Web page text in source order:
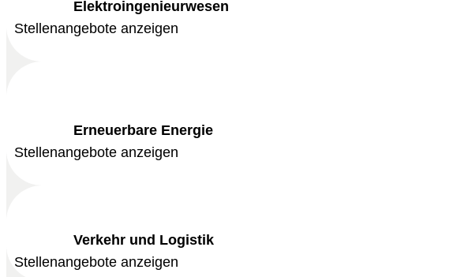
Elektroingenieurwesen
Stellenangebote anzeigen
Erneuerbare Energie
Stellenangebote anzeigen
Verkehr und Logistik
Stellenangebote anzeigen